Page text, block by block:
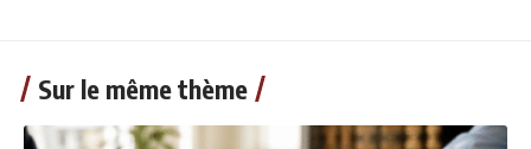
Sur le même thème